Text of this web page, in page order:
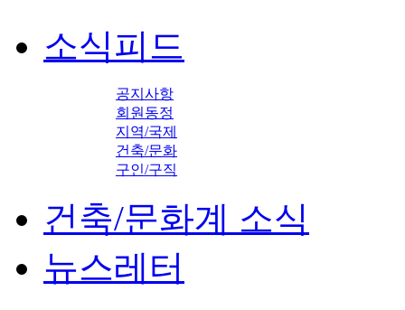
소식피드
공지사항
회원동정
지역/국제
건축/문화
구인/구직
건축/문화계 소식
뉴스레터